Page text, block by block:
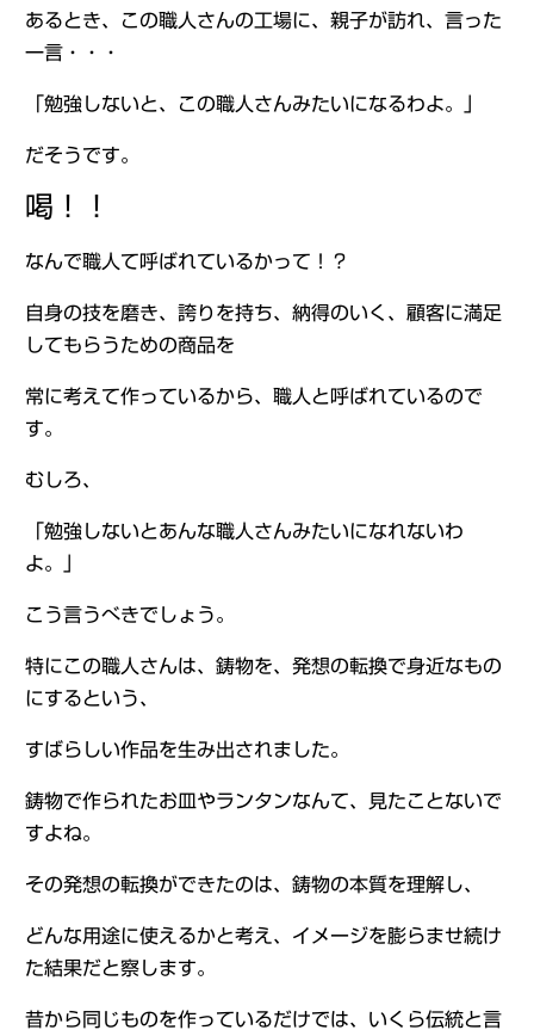
あるとき、この職人さんの工場に、親子が訪れ、言った
一言・・・
「勉強しないと、この職人さんみたいになるわよ。」
だそうです。
喝！！
なんで職人て呼ばれているかって！？
自身の技を磨き、誇りを持ち、納得のいく、顧客に満足
してもらうための商品を
常に考えて作っているから、職人と呼ばれているので
す。
むしろ、
「勉強しないとあんな職人さんみたいになれないわ
よ。」
こう言うべきでしょう。
特にこの職人さんは、鋳物を、発想の転換で身近なもの
にするという、
すばらしい作品を生み出されました。
鋳物で作られたお皿やランタンなんて、見たことないで
すよね。
その発想の転換ができたのは、鋳物の本質を理解し、
どんな用途に使えるかと考え、イメージを膨らませ続け
た結果だと察します。
昔から同じものを作っているだけでは、いくら伝統と言